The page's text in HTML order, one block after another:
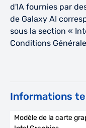
d'IA fournies par
de Galaxy AI
sous la section «
Conditions
Informations